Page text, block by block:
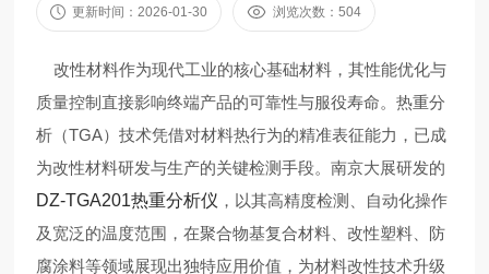
更新时间：2026-01-30 浏览次数：504
改性材料作为现代工业的核心基础材料，其性能优化与
质量控制直接影响终端产品的可靠性与服役寿命。热重分
析（TGA）技术凭借对材料热行为的精准表征能力，已成
为改性材料研发与生产的关键检测手段。南京大展研发的
DZ-TGA201热重分析仪 ，以其高精度检测、自动化操作
及宽泛的温度范围，在聚合物基复合材料、改性塑料、防
腐涂料等领域展现出独特应用价值，为材料改性技术升级